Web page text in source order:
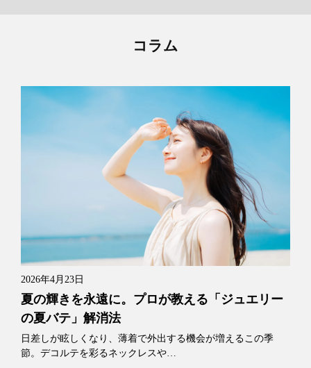
コラム
2026年4月23日
夏の輝きを永遠に。プロが教える「ジュエリー
の夏バテ」解消法
日差しが眩しくなり、薄着で外出する機会が増えるこの季
節。デコルテを彩るネックレスや…